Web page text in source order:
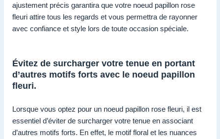
ajustement précis garantira que votre noeud papillon rose
fleuri attire tous les regards et vous permettra de rayonner
avec confiance et style lors de toute occasion spéciale.
Évitez de surcharger votre tenue en portant
d’autres motifs forts avec le noeud papillon
fleuri.
Lorsque vous optez pour un noeud papillon rose fleuri, il est
essentiel d’éviter de surcharger votre tenue en associant
d’autres motifs forts. En effet, le motif floral et les nuances